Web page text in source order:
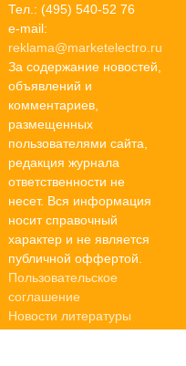
Тел.: (495) 540-52 76
e-mail:
reklama@marketelectro.ru
За содержание новостей,
объявлений и
комментариев,
размещенных
пользователями сайта,
редакция журнала
ответственности не
несет. Вся информация
носит справочный
характер и не является
публичной оффертой.
Пользовательское
соглашение
Новости литературы